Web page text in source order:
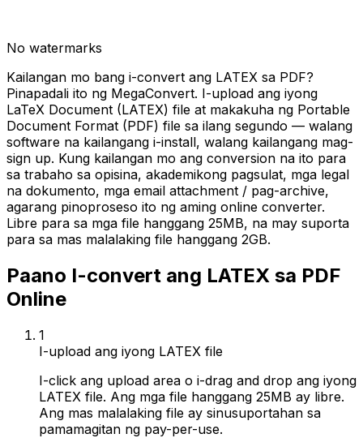
No watermarks
Kailangan mo bang i-convert ang LATEX sa PDF?
Pinapadali ito ng MegaConvert. I-upload ang iyong
LaTeX Document (LATEX) file at makakuha ng Portable
Document Format (PDF) file sa ilang segundo — walang
software na kailangang i-install, walang kailangang mag-
sign up. Kung kailangan mo ang conversion na ito para
sa trabaho sa opisina, akademikong pagsulat, mga legal
na dokumento, mga email attachment / pag-archive,
agarang pinoproseso ito ng aming online converter.
Libre para sa mga file hanggang 25MB, na may suporta
para sa mas malalaking file hanggang 2GB.
Paano I-convert ang LATEX sa PDF
Online
1
I-upload ang iyong LATEX file
I-click ang upload area o i-drag and drop ang iyong
LATEX file. Ang mga file hanggang 25MB ay libre.
Ang mas malalaking file ay sinusuportahan sa
pamamagitan ng pay-per-use.